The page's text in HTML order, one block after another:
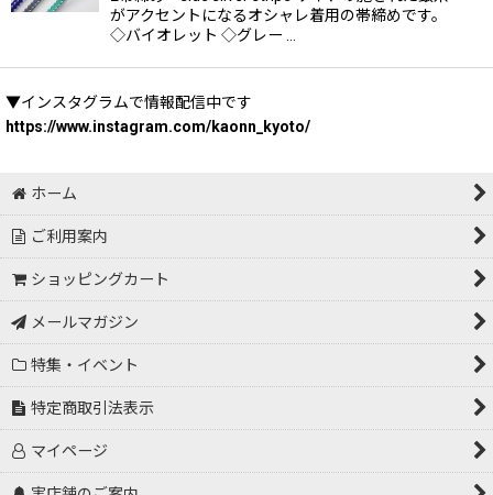
がアクセントになるオシャレ着用の帯締めです。
◇バイオレット ◇グレー …
▼インスタグラムで情報配信中です
https://www.instagram.com/kaonn_kyoto/
ホーム
ご利用案内
ショッピングカート
メールマガジン
特集・イベント
特定商取引法表示
マイページ